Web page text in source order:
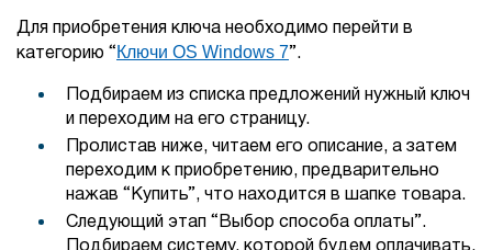
Для приобретения ключа необходимо перейти в
категорию “ Ключи OS Windows 7”.
Подбираем из списка предложений нужный ключ
и переходим на его страницу.
Пролистав ниже, читаем его описание, а затем
переходим к приобретению, предварительно
нажав “Купить”, что находится в шапке товара.
Следующий этап “Выбор способа оплаты”.
Подбираем систему, которой будем оплачивать,